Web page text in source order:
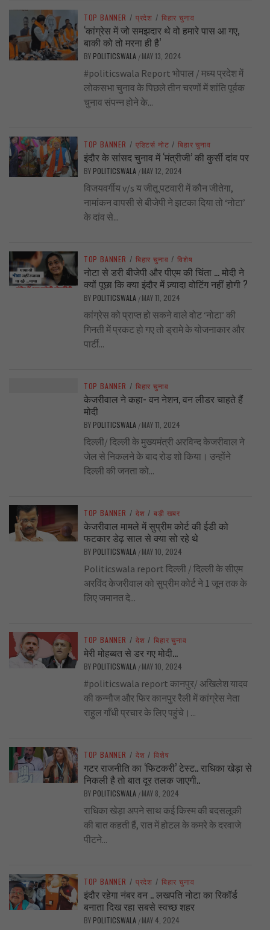
TOP BANNER / प्रदेश / बिहार चुनाव
‘कांग्रेस में जो समझदार थे वो हमारे पास आ गए,
बाकी को तो मरना ही है’
BY POLITICSWALA / MAY 13, 2024
#politicswala Report भोपाल / मध्य प्रदेश में
लोकसभा चुनाव के पिछले तीन चरणों में शांति पूर्वक
चुनाव संपन्न होने के...
TOP BANNER / एडिटर्स नोट / बिहार चुनाव
इंदौर के सांसद चुनाव में ‘मंत्रीजी’ की कुर्सी दांव पर
BY POLITICSWALA / MAY 12, 2024
विजयवर्गीय v/s य जीतू पटवारी में कौन जीतेगा,
नामांकन वापसी से बीजेपी ने झटका दिया तो ‘नोटा’
के दांव से...
TOP BANNER / बिहार चुनाव / विशेष
नोटा से डरी बीजेपी और पीएम की चिंता … मोदी ने
क्यों पूछा कि क्या इंदौर में ज़्यादा वोटिंग नहीं होगी ?
BY POLITICSWALA / MAY 11, 2024
कांग्रेस को प्राप्त हो सकने वाले वोट ‘नोटा’ की
गिनती में प्रकट हो गए तो ड्रामे के योजनाकार और
पार्टी...
TOP BANNER / बिहार चुनाव
केजरीवाल ने कहा- वन नेशन, वन लीडर चाहते हैं
मोदी
BY POLITICSWALA / MAY 11, 2024
दिल्ली/ दिल्ली के मुख्यमंत्री अरविन्द केजरीवाल ने
जेल से निकलने के बाद रोड शो किया। उन्होंने
दिल्ली की जनता को...
TOP BANNER / देश / बड़ी खबर
केजरीवाल मामले में सुप्रीम कोर्ट की ईडी को
फटकार डेढ़ साल से क्या सो रहे थे
BY POLITICSWALA / MAY 10, 2024
Politicswala report दिल्ली / दिल्ली के सीएम
अरविंद केजरीवाल को सुप्रीम कोर्ट ने 1 जून तक के
लिए जमानत दे...
TOP BANNER / देश / बिहार चुनाव
मेरी मोहब्बत से डर गए मोदी…
BY POLITICSWALA / MAY 10, 2024
#politicswala report कानपुर/ अखिलेश यादव
की कन्नौज और फिर कानपुर रैली में कांग्रेस नेता
राहुल गाँधी प्रचार के लिए पहुंचे।...
TOP BANNER / देश / विशेष
गटर राजनीति का ‘फिटकरी’ टेस्ट.. राधिका खेड़ा से
निकली है तो बात दूर तलक जाएगी..
BY POLITICSWALA / MAY 8, 2024
राधिका खेड़ा अपने साथ कई किस्म की बदसलूकी
की बात कहती हैं, रात में होटल के कमरे के दरवाजे
पीटने...
TOP BANNER / प्रदेश / बिहार चुनाव
इंदौर रहेगा नंबर वन .. लखपति नोटा का रिकॉर्ड
बनाता दिख रहा सबसे स्वच्छ शहर
BY POLITICSWALA / MAY 4, 2024